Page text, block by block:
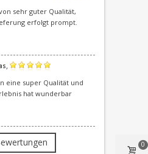
sehr guter Qualität,
erfolgt prompt.
,
eine super Qualität und
hat wunderbar
0